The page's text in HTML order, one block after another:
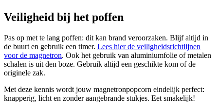
Veiligheid bij het poffen
Pas op met te lang poffen: dit kan brand veroorzaken. Blijf altijd in
de buurt en gebruik een timer. Lees hier de veiligheidsrichtlijnen
voor de magnetron. Ook het gebruik van aluminiumfolie of metalen
schalen is uit den boze. Gebruik altijd een geschikte kom of de
originele zak.
Met deze kennis wordt jouw magnetronpopcorn eindelijk perfect:
knapperig, licht en zonder aangebrande stukjes. Eet smakelijk!